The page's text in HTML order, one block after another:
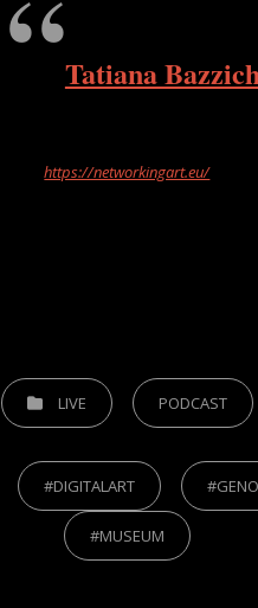
Tatiana
https://networkingart.eu/
CATEGORIES
LIVE PODCAST
#DIGITALART
#MUSEUM